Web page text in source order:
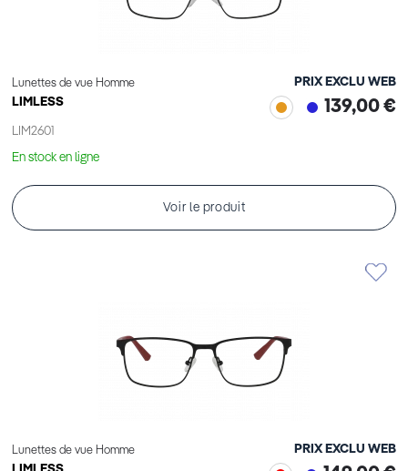
Lunettes de vue Homme
LIMLESS
LIM2601
PRIX EXCLU WEB
139,00 €
En stock en ligne
Voir le produit
Lunettes de vue Homme PRIX EXCLU WEB